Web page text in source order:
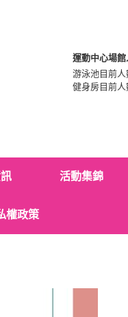
運動中心場
游泳池目前人
健身房目前人
活動集錦
權政策